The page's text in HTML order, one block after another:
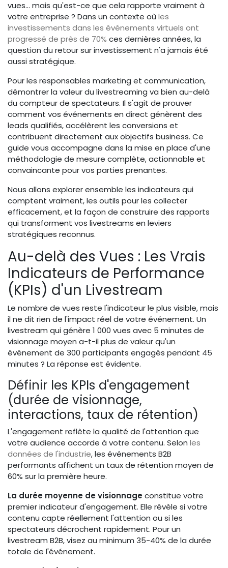
vues... mais qu'est-ce que cela rapporte vraiment à
votre entreprise ? Dans un contexte où les
investissements dans les événements virtuels ont
progressé de près de 70% ces dernières années, la
question du retour sur investissement n'a jamais été
aussi stratégique.
Pour les responsables marketing et communication,
démontrer la valeur du livestreaming va bien au-delà
du compteur de spectateurs. Il s'agit de prouver
comment vos événements en direct génèrent des
leads qualifiés, accélèrent les conversions et
contribuent directement aux objectifs business. Ce
guide vous accompagne dans la mise en place d'une
méthodologie de mesure complète, actionnable et
convaincante pour vos parties prenantes.
Nous allons explorer ensemble les indicateurs qui
comptent vraiment, les outils pour les collecter
efficacement, et la façon de construire des rapports
qui transforment vos livestreams en leviers
stratégiques reconnus.
Au-delà des Vues : Les Vrais
Indicateurs de Performance
(KPIs) d'un Livestream
Le nombre de vues reste l'indicateur le plus visible, mais
il ne dit rien de l'impact réel de votre événement. Un
livestream qui génère 1 000 vues avec 5 minutes de
visionnage moyen a-t-il plus de valeur qu'un
événement de 300 participants engagés pendant 45
minutes ? La réponse est évidente.
Définir les KPIs d'engagement
(durée de visionnage,
interactions, taux de rétention)
L'engagement reflète la qualité de l'attention que
votre audience accorde à votre contenu. Selon les
données de l'industrie, les événements B2B
performants affichent un taux de rétention moyen de
60% sur la première heure.
La durée moyenne de visionnageconstitue votre
premier indicateur d'engagement. Elle révèle si votre
contenu capte réellement l'attention ou si les
spectateurs décrochent rapidement. Pour un
livestream B2B, visez au minimum 35-40% de la durée
totale de l'événement.